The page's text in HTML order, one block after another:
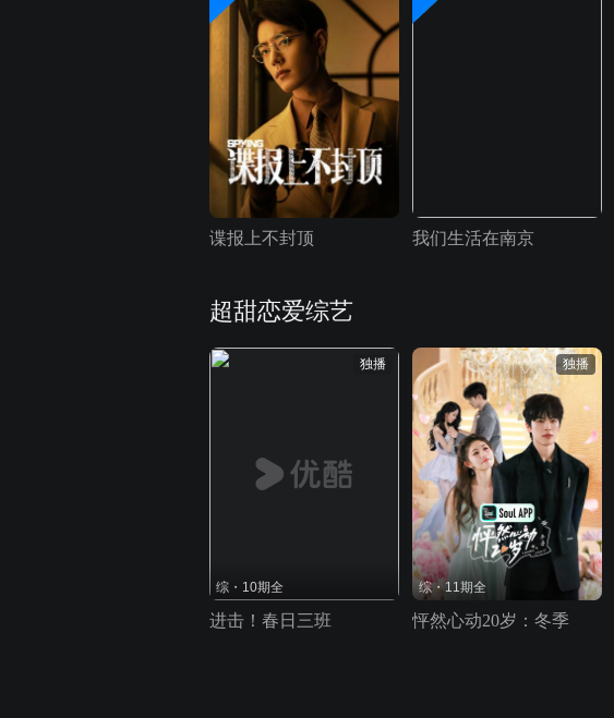
谍报上不封顶 我们生活在南京
超甜恋爱综艺
独播
综・10期全
进击！春日三班
独播
综・11期全
怦然心动20岁：冬季